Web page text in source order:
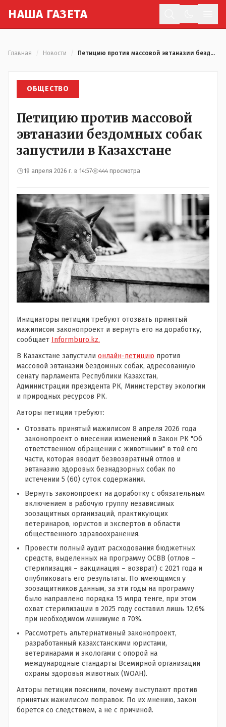
НАША ГАЗЕТА
Главная Новости Петицию против массовой эвтаназии бездомных собак запустили в Казахстане
ОБЩЕСТВО
Петицию против массовой
эвтаназии бездомных собак
запустили в Казахстане
19 апреля 2026 г. в 14:57 444 просмотра
Инициаторы петиции требуют отозвать принятый
мажилисом законопроект и вернуть его на доработку,
сообщает Informburo.kz.
В Казахстане запустили онлайн-петицию против
массовой эвтаназии бездомных собак, адресованную
сенату парламента Республики Казахстан,
Администрации президента РК, Министерству экологии
и природных ресурсов РК.
Авторы петиции требуют:
Отозвать принятый мажилисом 8 апреля 2026 года
законопроект о внесении изменений в Закон РК "Об
ответственном обращении с животными" в той его
части, которая вводит безвозвратный отлов и
эвтаназию здоровых безнадзорных собак по
истечении 5 (60) суток содержания.
Вернуть законопроект на доработку с обязательным
включением в рабочую группу независимых
зоозащитных организаций, практикующих
ветеринаров, юристов и экспертов в области
общественного здравоохранения.
Провести полный аудит расходования бюджетных
средств, выделенных на программу ОСВВ (отлов –
стерилизация – вакцинация – возврат) с 2021 года и
опубликовать его результаты. По имеющимся у
зоозащитников данным, за эти годы на программу
было направлено порядка 15 млрд тенге, при этом
охват стерилизации в 2025 году составил лишь 12,6%
при необходимом минимуме в 70%.
Рассмотреть альтернативный законопроект,
разработанный казахстанскими юристами,
ветеринарами и экологами с опорой на
международные стандарты Всемирной организации
охраны здоровья животных (WOAH).
Авторы петиции пояснили, почему выступают против
принятых мажилисом поправок. По их мнению, закон
борется со следствием, а не с причиной.